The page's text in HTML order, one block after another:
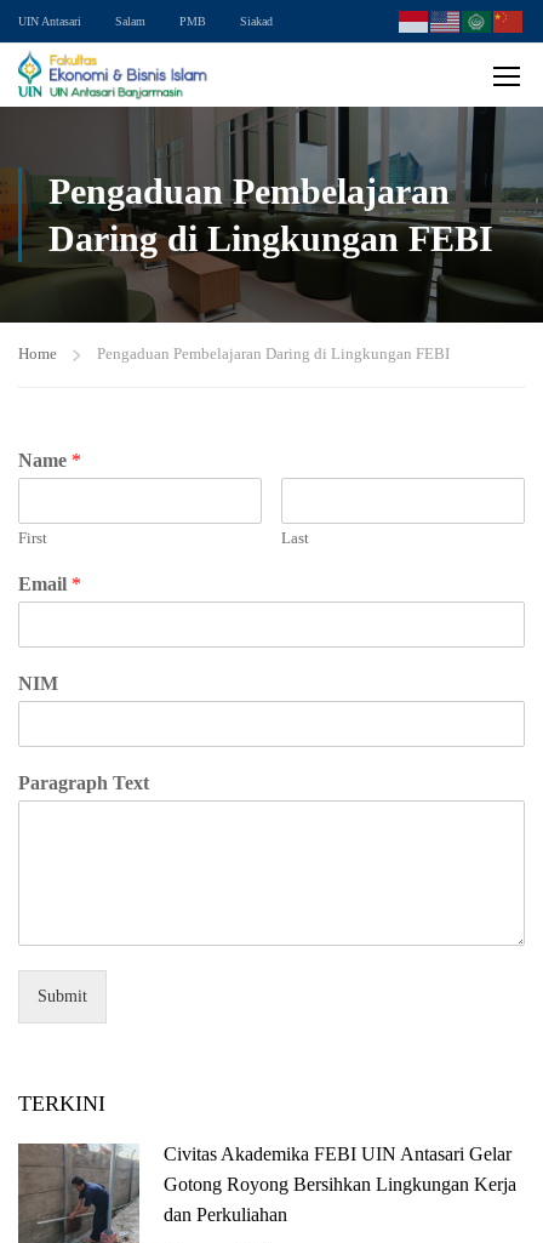
UIN Antasari Salam PMB Siakad
Pengaduan Pembelajaran
Daring di Lingkungan FEBI
Home Pengaduan Pembelajaran Daring di Lingkungan FEBI
Name *
First Last
Email *
NIM
Paragraph Text
Submit
TERKINI
Civitas Akademika FEBI UIN Antasari Gelar
Gotong Royong Bersihkan Lingkungan Kerja
dan Perkuliahan